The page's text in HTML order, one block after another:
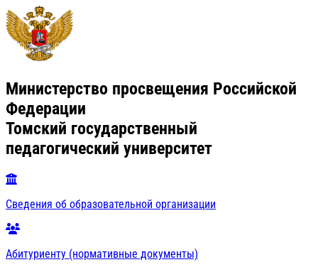
Министерство просвещения Российской
Федерации
Томский государственный
педагогический университет
Сведения об образовательной организации
Абитуриенту (нормативные документы)